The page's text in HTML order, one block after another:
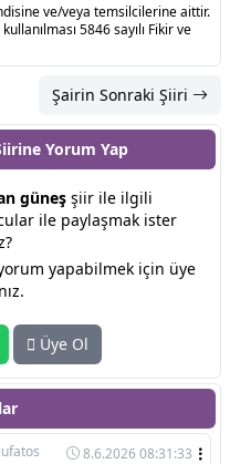
ve/veya temsilcilerine aittir.
5846 sayılı Fikir ve
Şairin Sonraki Şiiri
Yorum Yap
güneşşiir ile ilgili
ile paylaşmak ister
yapabilmek için üye
Üye Ol
8.6.2026 08:31:33